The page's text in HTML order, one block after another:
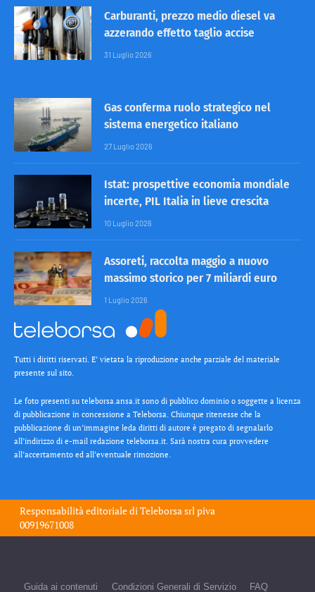
Carburanti, prezzo medio diesel va
azzerando effetto taglio accise
31 Luglio 2026
Gas conferma ruolo strategico nel
sistema energetico italiano
27 Luglio 2026
Istat: prospettive economia mondiale
incerte, PIL Italia in lieve crescita
10 Luglio 2026
Assoreti, raccolta maggio a nuovo
massimo storico per 7 miliardi euro
1 Luglio 2026
Tutti i diritti riservati. E’ vietata la riproduzione anche parziale del materiale
presente sul sito.
Le foto presenti su teleborsa.ansa.it sono di pubblico dominio o soggette a licenza
di pubblicazione in concessione a Teleborsa. Chiunque ritenesse che la
pubblicazione di un’immagine leda diritti di autore è pregato di segnalarlo
all’indirizzo di e-mail redazione teleborsa.it. Sarà nostra cura provvedere
all’accertamento ed all’eventuale rimozione.
Responsabilità editoriale diTeleborsa srl piva
00919671008
Guida ai contenuti Condizioni Generali di Servizio FAQ